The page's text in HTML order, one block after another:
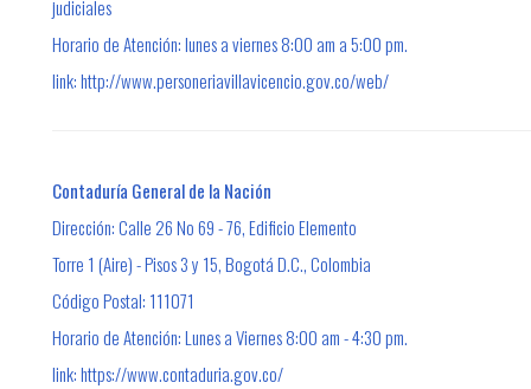
judiciales
Horario de Atención: lunes a viernes 8:00 am a 5:00 pm.
link: ​http://www.personeriavillavicencio.gov.co/web/​​
Contaduría General de la Nación
Dirección: Calle 26 No 69 - 76, Edificio Elemento
Torre 1 (Aire) - Pisos 3 y 15, Bogotá D.C., Colombia
Código Postal: 111071
Horario de Atención: Lunes a Viernes 8:00 am - 4:30 pm.
link: https://www.contaduria.gov.co/